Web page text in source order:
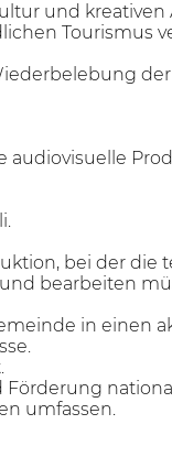
und
Tourismus
audiovisuelle
bei der
bearbeiten
in einen
umfassen.